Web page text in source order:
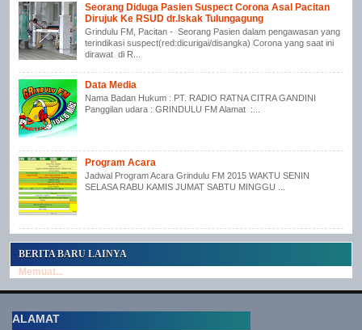
Seorang Diduga Pasien Suspect Corona Asal Pacitan
Dirujuk Ke RSUD dr.Iskak Tulungagung
Grindulu FM, Pacitan - Seorang Pasien dalam pengawasan yang
terindikasi suspect(red:dicurigai/disangka) Corona yang saat ini
dirawat di R...
Data Media
Nama Badan Hukum : PT. RADIO RATNA CITRA GANDINI
Panggilan udara : GRINDULU FM Alamat :...
Program Acara
Jadwal Program Acara Grindulu FM 2015 WAKTU SENIN
SELASA RABU KAMIS JUMAT SABTU MINGGU ...
BERITA BARU LAINYA
Memuat...
ALAMAT